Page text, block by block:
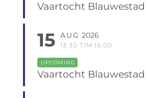
Vaartocht Blauwestad
15 AUG 2026
13:30 T/M 15:00
UPCOMING
Vaartocht Blauwestad